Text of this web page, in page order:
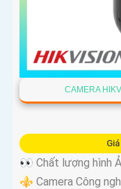
CAMERA
👀 Chất lượng hình
⚜️ Camera Công